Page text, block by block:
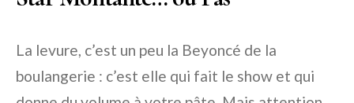
La levure, c’est un peu la Beyoncé de la
boulangerie : c’est elle qui fait le show et qui